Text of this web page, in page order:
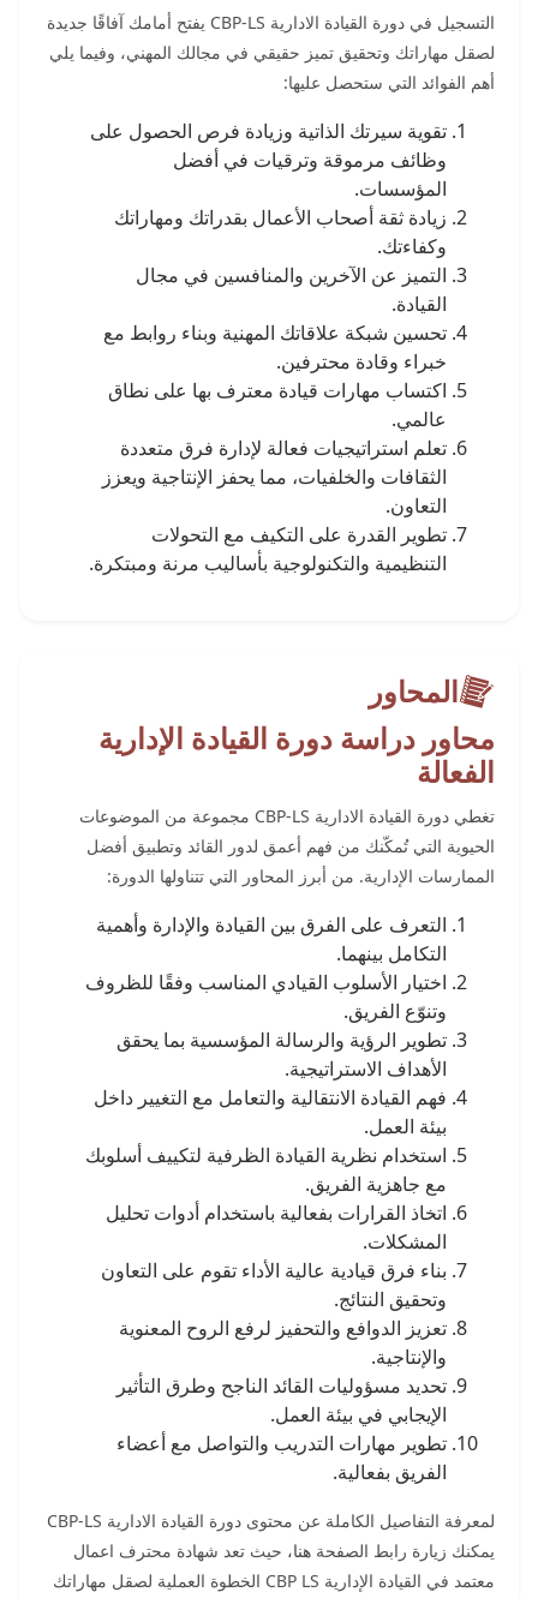
التسجيل في دورة القيادة الادارية CBP-LS يفتح أمامك آفاقًا جديدة
لصقل مهاراتك وتحقيق تميز حقيقي في مجالك المهني، وفيما يلي
أهم الفوائد التي ستحصل عليها:
تقوية سيرتك الذاتية وزيادة فرص الحصول على
وظائف مرموقة وترقيات في أفضل
المؤسسات.
زيادة ثقة أصحاب الأعمال بقدراتك ومهاراتك
وكفاءتك.
التميز عن الآخرين والمنافسين في مجال
القيادة.
تحسين شبكة علاقاتك المهنية وبناء روابط مع
خبراء وقادة محترفين.
اكتساب مهارات قيادة معترف بها على نطاق
عالمي.
تعلم استراتيجيات فعالة لإدارة فرق متعددة
الثقافات والخلفيات، مما يحفز الإنتاجية ويعزز
التعاون.
تطوير القدرة على التكيف مع التحولات
التنظيمية والتكنولوجية بأساليب مرنة ومبتكرة.
المحاور
محاور دراسة دورة القيادة الإدارية
الفعالة
تغطي دورة القيادة الادارية CBP-LS مجموعة من الموضوعات
الحيوية التي تُمكّنك من فهم أعمق لدور القائد وتطبيق أفضل
الممارسات الإدارية. من أبرز المحاور التي تتناولها الدورة:
التعرف على الفرق بين القيادة والإدارة وأهمية
التكامل بينهما.
اختيار الأسلوب القيادي المناسب وفقًا للظروف
وتنوّع الفريق.
تطوير الرؤية والرسالة المؤسسية بما يحقق
الأهداف الاستراتيجية.
فهم القيادة الانتقالية والتعامل مع التغيير داخل
بيئة العمل.
استخدام نظرية القيادة الظرفية لتكييف أسلوبك
مع جاهزية الفريق.
اتخاذ القرارات بفعالية باستخدام أدوات تحليل
المشكلات.
بناء فرق قيادية عالية الأداء تقوم على التعاون
وتحقيق النتائج.
تعزيز الدوافع والتحفيز لرفع الروح المعنوية
والإنتاجية.
تحديد مسؤوليات القائد الناجح وطرق التأثير
الإيجابي في بيئة العمل.
تطوير مهارات التدريب والتواصل مع أعضاء
الفريق بفعالية.
لمعرفة التفاصيل الكاملة عن محتوى دورة القيادة الادارية CBP-LS
يمكنك زيارة رابط الصفحة هنا، حيث تعد شهادة محترف اعمال
معتمد في القيادة الإدارية CBP LS الخطوة العملية لصقل مهاراتك